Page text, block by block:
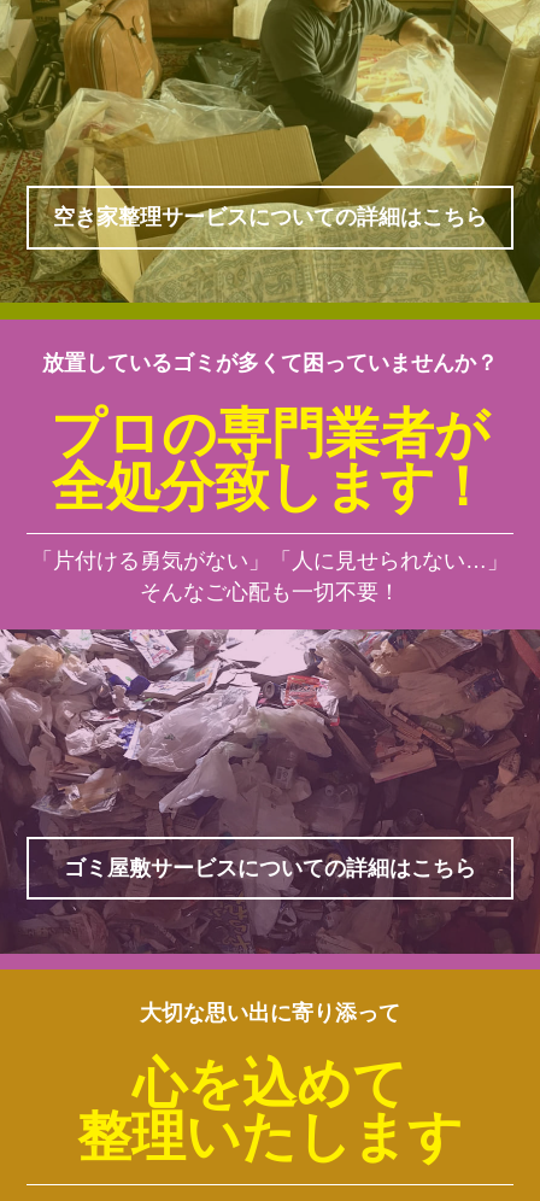
空き家整理サービスについての詳細はこちら
放置しているゴミが多くて困っていませんか？
プロの専門業者が
全処分致します！
「片付ける勇気がない」「人に見せられない…」
そんなご心配も一切不要！
ゴミ屋敷サービスについての詳細はこちら
大切な思い出に寄り添って
心を込めて
整理いたします